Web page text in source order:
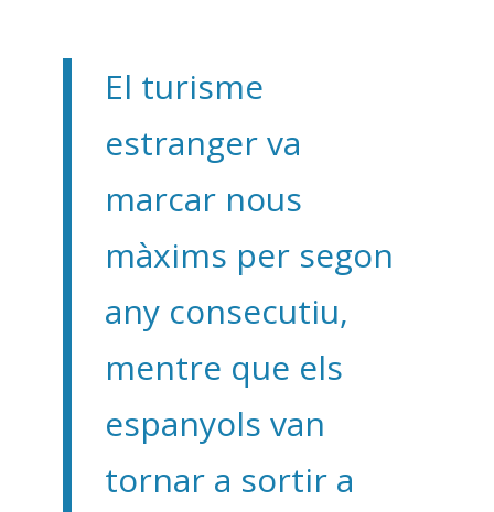
El turisme
estranger va
marcar nous
màxims per segon
any consecutiu,
mentre que els
espanyols van
tornar a sortir a